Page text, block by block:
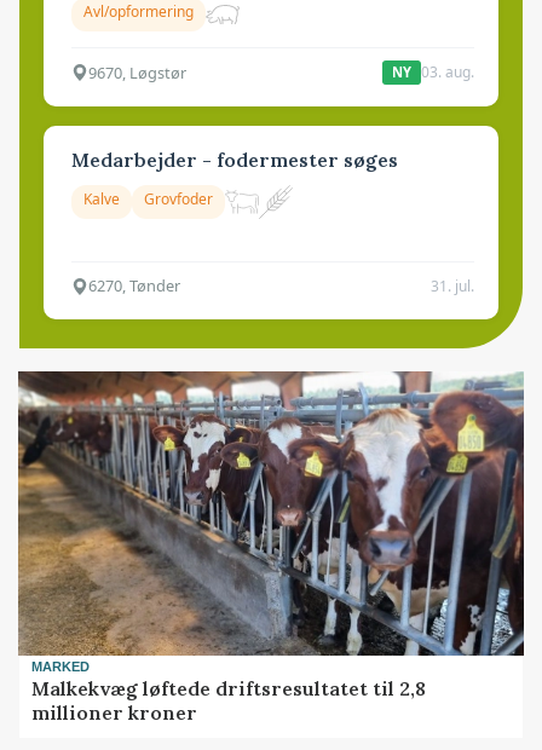
Avl/opformering
9670, Løgstør NY 03. aug.
Medarbejder - fodermester søges
Kalve Grovfoder
6270, Tønder 31. jul.
MARKED
Malkekvæg løftede driftsresultatet til 2,8
millioner kroner